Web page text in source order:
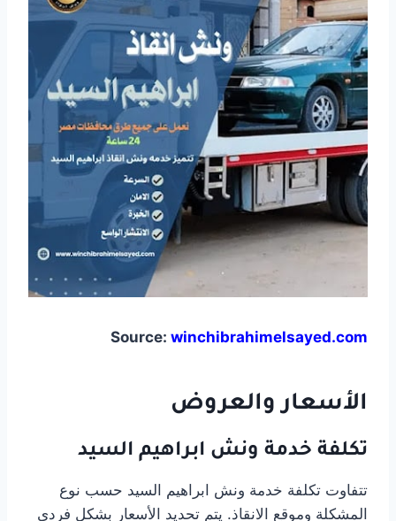
Source: winchibrahimelsayed.com
الأسعار والعروض
تكلفة خدمة ونش ابراهيم السيد
تتفاوت تكلفة خدمة ونش ابراهيم السيد حسب نوع
المشكلة وموقع الانقاذ. يتم تحديد الأسعار بشكل فردي